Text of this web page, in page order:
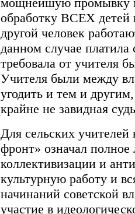
обработку ВСЕХ детей
другой человек
данном случае платила
требовала от учителя
Учителя были между
угодить и тем и
крайне не завидная
Для сельских
фронт» означал
коллективизации и
культурную работу и
начинаний советской
участие в